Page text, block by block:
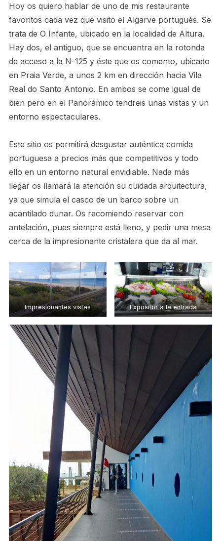
Hoy os quiero hablar de uno de mis restaurante
favoritos cada vez que visito el Algarve portugués. Se
trata de O Infante, ubicado en la localidad de Altura.
Hay dos, el antiguo, que se encuentra en la rotonda
de acceso a la N-125 y éste que os comento, ubicado
en Praia Verde, a unos 2 km en dirección hacia Vila
Real do Santo Antonio. En ambos se come igual de
bien pero en el Panorámico tendreis unas vistas y un
entorno espectaculares.
Este sitio os permitirá desgustar auténtica comida
portuguesa a precios más que competitivos y todo
ello en un entorno natural envidiable. Nada más
llegar os llamará la atención su cuidada arquitectura,
ya que simula el casco de un barco sobre un
acantilado dunar. Os recomiendo reservar con
antelación, pues siempre está lleno, y pedir una mesa
cerca de la impresionante cristalera que da al mar.
Impresionantes vistas Expositor a la entrada